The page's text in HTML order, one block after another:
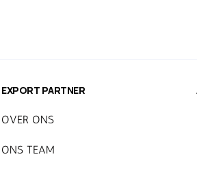
EXPORT PARTNER
OVER ONS
ONS TEAM